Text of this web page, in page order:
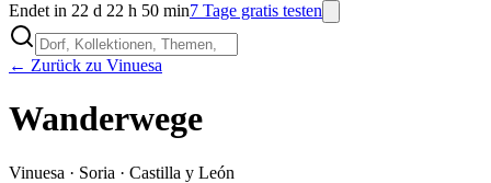
Endet in 22 d 22 h 50 min7 Tage gratis testen
← Zurück zu Vinuesa
Wanderwege
Vinuesa · Soria · Castilla y León